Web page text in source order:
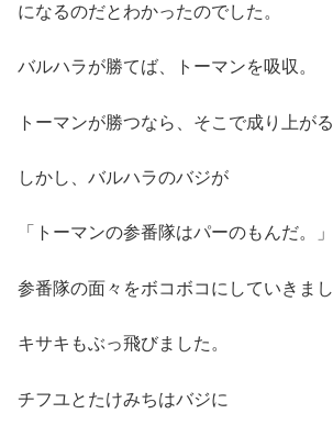
になるのだとわかったのでした。
バルハラが勝てば、トーマンを吸収。
トーマンが勝つなら、そこで成り上がる
しかし、バルハラのバジが
「トーマンの参番隊はパーのもんだ。
参番隊の面々をボコボコにしていきまし
キサキもぶっ飛びました。
チフユとたけみちはバジに